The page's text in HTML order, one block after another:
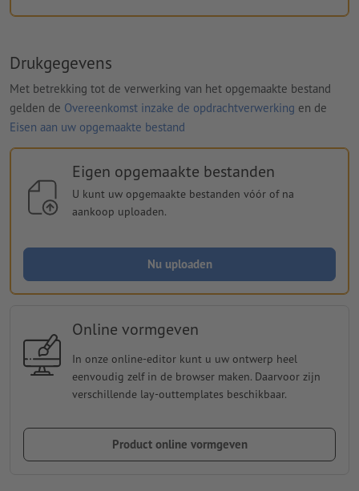
Drukgegevens
Met betrekking tot de verwerking van het opgemaakte bestand
gelden de Overeenkomst inzake de opdrachtverwerking en de
Eisen aan uw opgemaakte bestand
Eigen opgemaakte bestanden
U kunt uw opgemaakte bestanden vóór of na
aankoop uploaden.
Nu uploaden
Online vormgeven
In onze online-editor kunt u uw ontwerp heel
eenvoudig zelf in de browser maken. Daarvoor zijn
verschillende lay-outtemplates beschikbaar.
Product online vormgeven